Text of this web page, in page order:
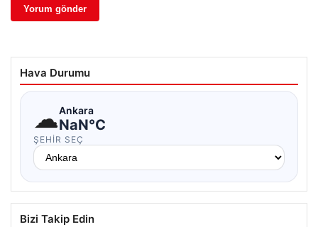
Hava Durumu
☁Ankara
NaN°C
ŞEHIR SEÇ
Bizi Takip Edin